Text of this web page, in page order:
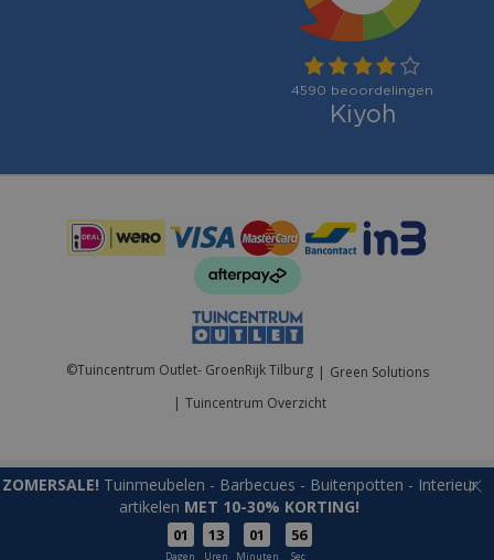
ZOMERSALE! Tuinmeubelen - Barbecues - Buitenpotten - Interieur
artikelen MET 10-30% KORTING!
01
Dagen
13
Uren
01
Minuten
56
Sec
©Tuincentrum Outlet- GroenRijk Tilburg
Green Solutions
Tuincentrum Overzicht